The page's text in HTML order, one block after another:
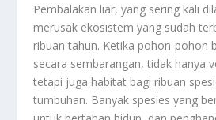
Pembalakan liar, yang sering kali
merusak ekosistem yang sudah
ribuan tahun. Ketika pohon-pohon
secara sembarangan, tidak hanya
tetapi juga habitat bagi ribuan
tumbuhan. Banyak spesies yang